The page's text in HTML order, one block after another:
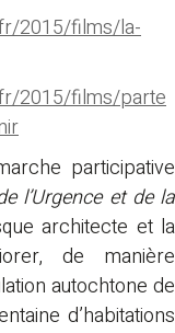
2015/films/la-
2015/films/parte
participative
l’Urgence et de la
architecte et la
de manière
autochtone de
d’habitations